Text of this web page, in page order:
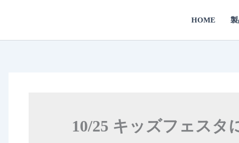
HOME
10/25 キッズフェスタ